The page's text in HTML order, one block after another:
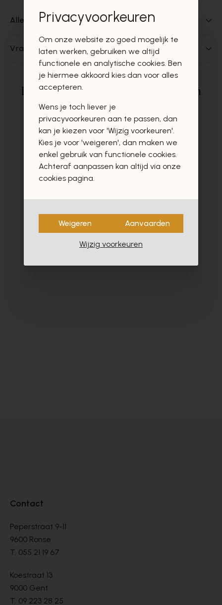
Alles over dit product
Vragen over dit product?
Deze producten zullen u zeker en
vast ook interesseren
- 30%
Contact
Peperstraat 9-11
9600 Ronse
T. 055 21 19 67
Koestraat 13
9000 Gent
T. 09 223 28 25
Privacyvoorkeuren
Om onze website zo goed mogelijk te
laten werken, gebruiken we altijd
functionele en analytische cookies. Ben
je hiermee akkoord kies dan voor alles
accepteren.
Wens je toch liever je
privacyvoorkeuren aan te passen, dan
kan je kiezen voor 'Wijzig voorkeuren'.
Kies je voor 'weigeren', dan maken we
enkel gebruik van functionele cookies.
Achteraf aanpassen kan altijd via onze
cookies pagina.
Weigeren Aanvaarden
Wijzig voorkeuren